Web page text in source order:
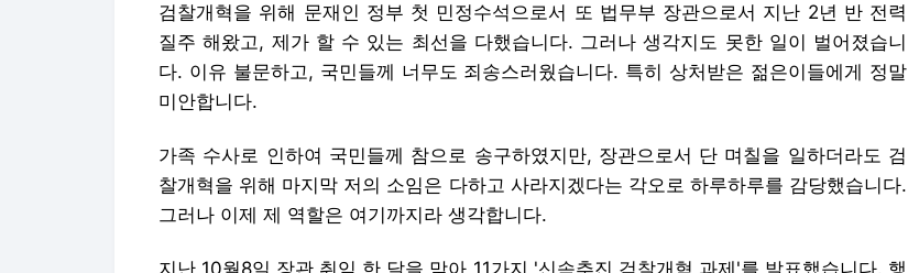
검찰개혁을 위해 문재인 정부 첫 민정수석으로서 또 법무부 장관으로서 지난 2년 반 전력
질주 해왔고, 제가 할 수 있는 최선을 다했습니다. 그러나 생각지도 못한 일이 벌어졌습니
다. 이유 불문하고, 국민들께 너무도 죄송스러웠습니다. 특히 상처받은 젊은이들에게 정말
미안합니다.
가족 수사로 인하여 국민들께 참으로 송구하였지만, 장관으로서 단 며칠을 일하더라도 검
찰개혁을 위해 마지막 저의 소임은 다하고 사라지겠다는 각오로 하루하루를 감당했습니다.
그러나 이제 제 역할은 여기까지라 생각합니다.
지난 10월8일 장관 취임 한 달을 맞아 11가지 '신속추진 검찰개혁 과제'를 발표했습니다. 행